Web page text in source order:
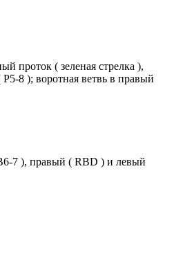
проток ( зеленая стрелка ),
8 ); воротная ветвь в правый
7 ), правый ( RBD ) и левый